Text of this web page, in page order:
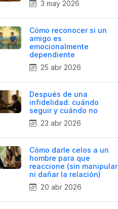
3 may 2026
Cómo reconocer si un
amigo es
emocionalmente
dependiente
25 abr 2026
Después de una
infidelidad: cuándo
seguir y cuándo no
23 abr 2026
Cómo darle celos a un
hombre para que
reaccione (sin manipular
ni dañar la relación)
20 abr 2026